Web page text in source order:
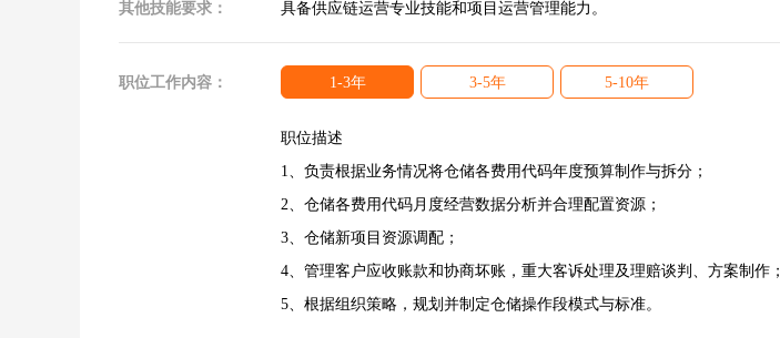
其他技能要求： 具备供应链运营专业技能和项目运营管理能力。
职位工作内容： 1-3年 3-5年 5-10年
职位描述
1、负责根据业务情况将仓储各费用代码年度预算制作与拆分；
2、仓储各费用代码月度经营数据分析并合理配置资源；
3、仓储新项目资源调配；
4、管理客户应收账款和协商坏账，重大客诉处理及理赔谈判、方案制作；
5、根据组织策略，规划并制定仓储操作段模式与标准。